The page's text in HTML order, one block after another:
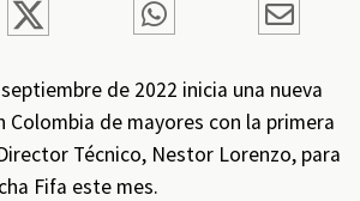
de 2022 inicia una nueva
Colombia de mayores con la primera
Técnico, Nestor Lorenzo, para
Fifa este mes.